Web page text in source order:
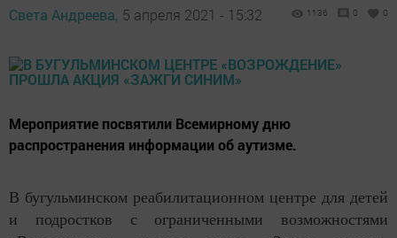
Света Андреева, 5 апреля 2021 - 15:32 1136 0 0
Мероприятие посвятили Всемирному дню
распространения информации об аутизме.
В бугульминском реабилитационном центре для детей
и подростков с ограниченными возможностями